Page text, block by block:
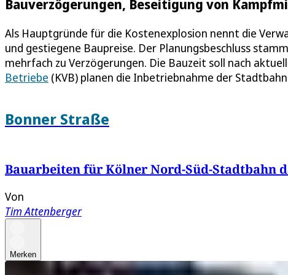
Bauverzögerungen, Beseitigung von
Als Hauptgründe für die Kostenexplosion nennt die
und gestiegene Baupreise. Der Planungsbeschluss
mehrfach zu Verzögerungen. Die Bauzeit soll nach
Betriebe (KVB) planen die Inbetriebnahme der
Bonner Straße
Bauarbeiten für Kölner Nord-Süd-Stadtbahn
Von
Tim Attenberger
Merken